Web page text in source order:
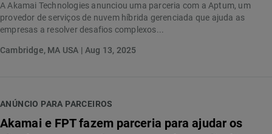
A Akamai Technologies anunciou uma parceria com a Aptum, um
provedor de serviços de nuvem híbrida gerenciada que ajuda as
empresas a resolver desafios complexos...
Cambridge, MA USA | Aug 13, 2025
ANÚNCIO PARA PARCEIROS
Akamai e FPT fazem parceria para ajudar os